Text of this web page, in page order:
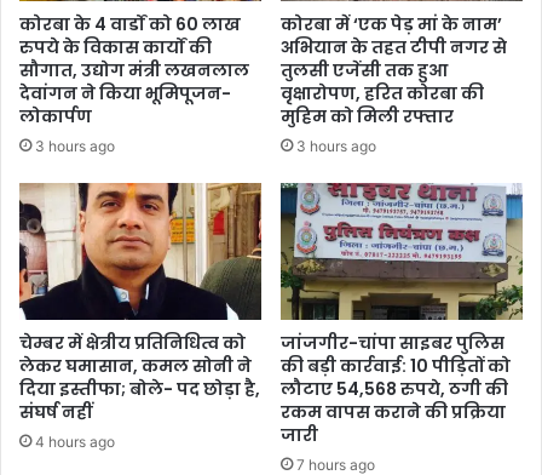
कोरबा के 4 वार्डों को 60 लाख
रुपये के विकास कार्यों की
सौगात, उद्योग मंत्री लखनलाल
देवांगन ने किया भूमिपूजन-
लोकार्पण
3 hours ago
कोरबा में ‘एक पेड़ मां के नाम’
अभियान के तहत टीपी नगर से
तुलसी एजेंसी तक हुआ
वृक्षारोपण, हरित कोरबा की
मुहिम को मिली रफ्तार
3 hours ago
चेम्बर में क्षेत्रीय प्रतिनिधित्व को
लेकर घमासान, कमल सोनी ने
दिया इस्तीफा; बोले- पद छोड़ा है,
संघर्ष नहीं
4 hours ago
जांजगीर-चांपा साइबर पुलिस
की बड़ी कार्रवाई: 10 पीड़ितों को
लौटाए 54,568 रुपये, ठगी की
रकम वापस कराने की प्रक्रिया
जारी
7 hours ago